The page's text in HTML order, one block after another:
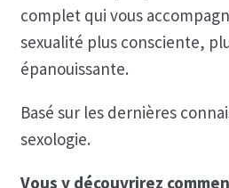
complet qui vous
sexualité plus consciente,
épanouissante.
Basé sur les dernières
sexologie.
Vous y découvrirez